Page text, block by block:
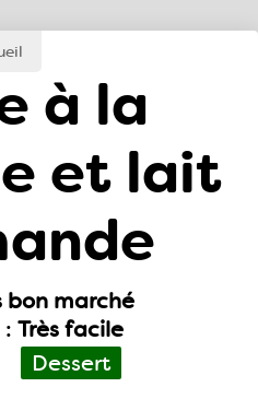
à la
et lait
bon marché
Très facile
Dessert